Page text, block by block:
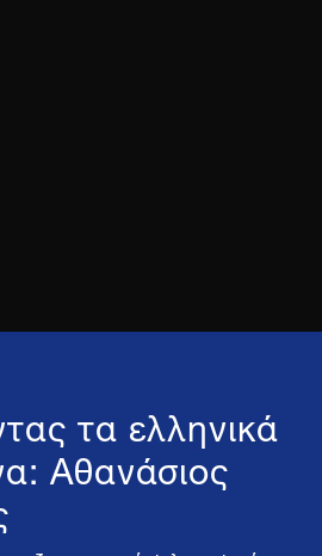
τα ελληνικά
Αθανάσιος